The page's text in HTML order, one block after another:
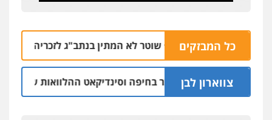
כל המבזקים
בנתיבות: אף שוטר לא המתין בנתב"ג לזכריה אדרי שחזר
צווארון לבן
יו"ר ש"ס לשעבר בחיפה וסינדיקאט ההלוואות של משפחת הרינג